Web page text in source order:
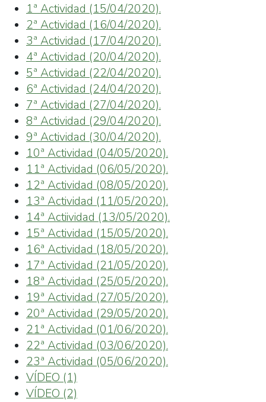
1ª Actividad (15/04/2020).
2ª Actividad (16/04/2020).
3ª Actividad (17/04/2020).
4ª Actividad (20/04/2020).
5ª Actividad (22/04/2020).
6ª Actividad (24/04/2020).
7ª Actividad (27/04/2020).
8ª Actividad (29/04/2020).
9ª Actividad (30/04/2020).
10ª Actividad (04/05/2020).
11ª Actividad (06/05/2020).
12ª Actividad (08/05/2020).
13ª Actividad (11/05/2020).
14ª Actiividad (13/05/2020).
15ª Actividad (15/05/2020).
16ª Actividad (18/05/2020).
17ª Actividad (21/05/2020).
18ª Actividad (25/05/2020).
19ª Actividad (27/05/2020).
20ª Actividad (29/05/2020).
21ª Actividad (01/06/2020).
22ª Actividad (03/06/2020).
23ª Actividad (05/06/2020).
VÍDEO (1)
VÍDEO (2)